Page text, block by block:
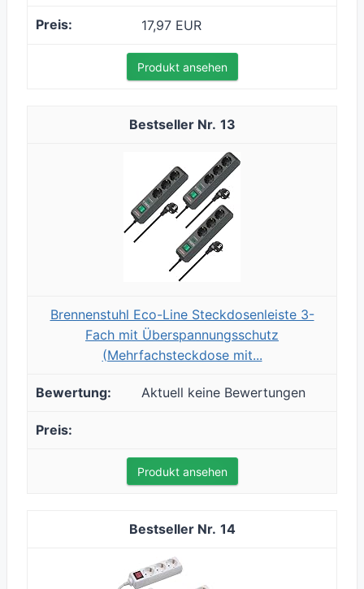
17,97 EUR
Produkt ansehen
13
Brennenstuhl Eco-Line Steckdosenleiste 3-
Fach mit Überspannungsschutz
(Mehrfachsteckdose mit...
Aktuell keine Bewertungen
Produkt ansehen
14